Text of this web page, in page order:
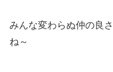
みんな変わらぬ仲の良
ね～